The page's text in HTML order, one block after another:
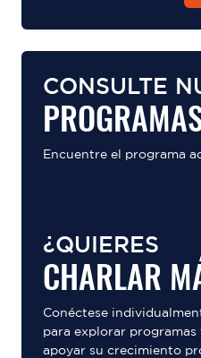
CONSULTE
Encuentre el programa
¿QUIERES
CHARLAR
Conéctese
para explorar programas
apoyar su crecimiento